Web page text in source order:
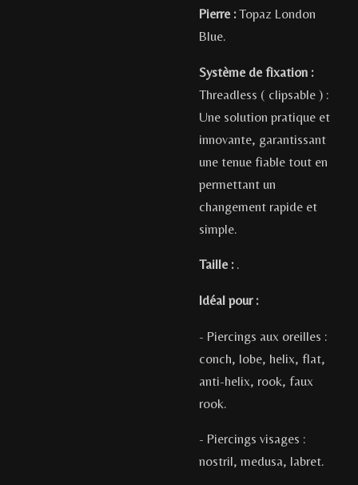
Pierre :Topaz London
Blue.
Système de fixation :
Threadless ( clipsable ) :
Une solution pratique et
innovante, garantissant
une tenue fiable tout en
permettant un
changement rapide et
simple.
Taille :.
Idéal pour :
- Piercings aux oreilles :
conch, lobe, helix, flat,
anti-helix, rook, faux
rook.
- Piercings visages :
nostril, medusa, labret.